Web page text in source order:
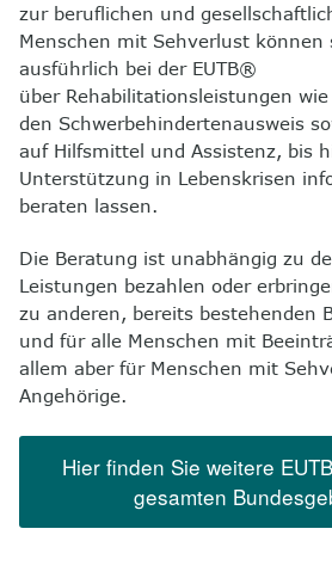
zur beruflichen und
Menschen mit Sehverlust können
ausführlich bei der EUTB®
über Rehabilitationsleistungen
den Schwerbehindertenausweis
auf Hilfsmittel und Assistenz, bis
Unterstützung in Lebenskrisen
beraten lassen.
Die Beratung ist unabhängig zu
Leistungen bezahlen oder
zu anderen, bereits bestehenden
und für alle Menschen mit
allem aber für Menschen mit
Angehörige.
Hier finden Sie weitere
gesamten